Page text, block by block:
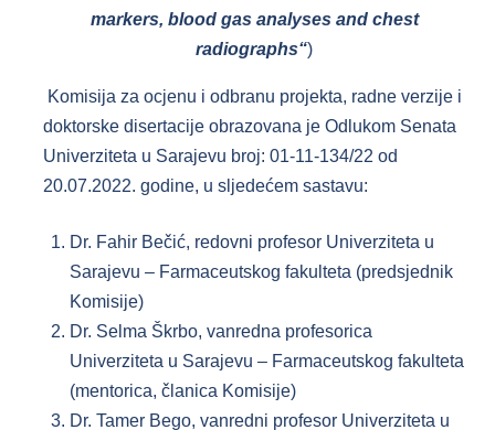
markers, blood gas analyses and chest
radiographs“)
Komisija za ocjenu i odbranu projekta, radne verzije i
doktorske disertacije obrazovana je Odlukom Senata
Univerziteta u Sarajevu broj: 01-11-134/22 od
20.07.2022. godine, u sljedećem sastavu:
Dr. Fahir Bečić, redovni profesor Univerziteta u
Sarajevu – Farmaceutskog fakulteta (predsjednik
Komisije)
Dr. Selma Škrbo, vanredna profesorica
Univerziteta u Sarajevu – Farmaceutskog fakulteta
(mentorica, članica Komisije)
Dr. Tamer Bego, vanredni profesor Univerziteta u